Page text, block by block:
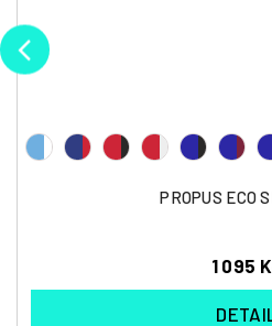
PROPUS ECO
1 095
DETAIL